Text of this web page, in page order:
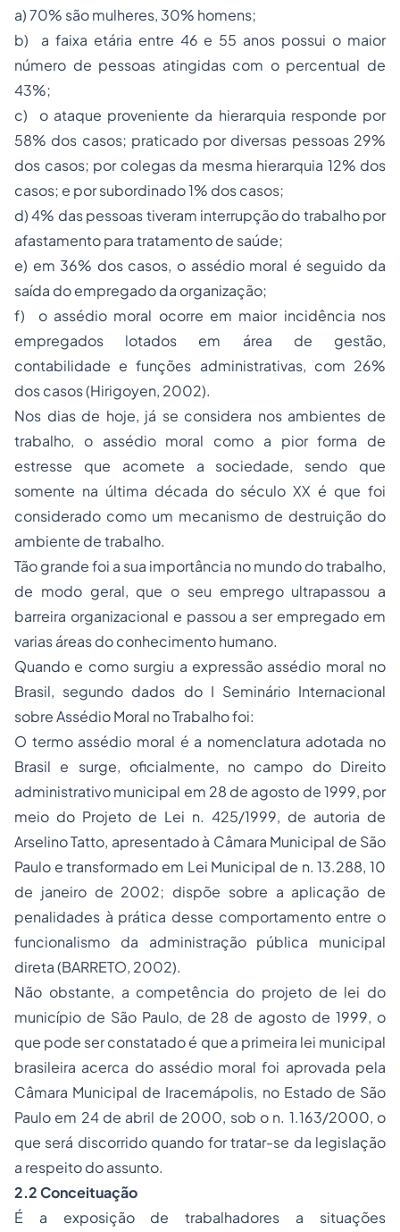
a) 70% são mulheres, 30% homens;
b) a faixa etária entre 46 e 55 anos possui o maior
número de pessoas atingidas com o percentual de
43%;
c) o ataque proveniente da hierarquia responde por
58% dos casos; praticado por diversas pessoas 29%
dos casos; por colegas da mesma hierarquia 12% dos
casos; e por subordinado 1% dos casos;
d) 4% das pessoas tiveram interrupção do trabalho por
afastamento para tratamento de saúde;
e) em 36% dos casos, o assédio moral é seguido da
saída do empregado da organização;
f) o assédio moral ocorre em maior incidência nos
empregados lotados em área de gestão,
contabilidade e funções administrativas, com 26%
dos casos (Hirigoyen, 2002).
Nos dias de hoje, já se considera nos ambientes de
trabalho, o assédio moral como a pior forma de
estresse que acomete a sociedade, sendo que
somente na última década do século XX é que foi
considerado como um mecanismo de destruição do
ambiente de trabalho.
Tão grande foi a sua importância no mundo do trabalho,
de modo geral, que o seu emprego ultrapassou a
barreira organizacional e passou a ser empregado em
varias áreas do conhecimento humano.
Quando e como surgiu a expressão assédio moral no
Brasil, segundo dados do I Seminário Internacional
sobre Assédio Moral no Trabalho foi:
O termo assédio moral é a nomenclatura adotada no
Brasil e surge, oficialmente, no campo do Direito
administrativo municipal em 28 de agosto de 1999, por
meio do Projeto de Lei n. 425/1999, de autoria de
Arselino Tatto, apresentado à Câmara Municipal de São
Paulo e transformado em Lei Municipal de n. 13.288, 10
de janeiro de 2002; dispõe sobre a aplicação de
penalidades à prática desse comportamento entre o
funcionalismo da administração pública municipal
direta (BARRETO, 2002).
Não obstante, a competência do projeto de lei do
município de São Paulo, de 28 de agosto de 1999, o
que pode ser constatado é que a primeira lei municipal
brasileira acerca do assédio moral foi aprovada pela
Câmara Municipal de Iracemápolis, no Estado de São
Paulo em 24 de abril de 2000, sob o n. 1.163/2000, o
que será discorrido quando for tratar-se da legislação
a respeito do assunto.
2.2 Conceituação
É a exposição de trabalhadores a situações